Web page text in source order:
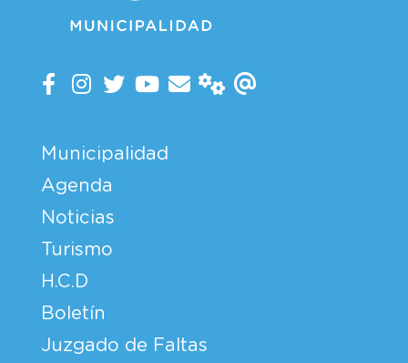
Municipalidad
Agenda
Noticias
Turismo
H.C.D
Boletín
Juzgado de Faltas